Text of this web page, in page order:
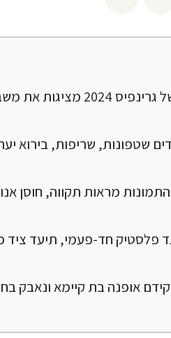
תמונות השנה של
שטפונות, שריפות, בירוא
מראות תקווה, חוסן
פלסטיק חד-פעמי, תיעד ציד
אופנה בת קיימא ונאבק